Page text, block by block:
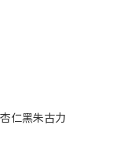
仁黑朱古力